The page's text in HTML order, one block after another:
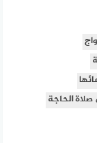
صلاة الحاجة